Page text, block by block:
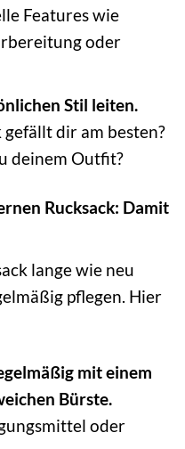
Features wie
oder
Stil leiten.
dir am besten?
deinem Outfit?
Rucksack: Damit
lange wie neu
pflegen. Hier
mit einem
Bürste.
oder